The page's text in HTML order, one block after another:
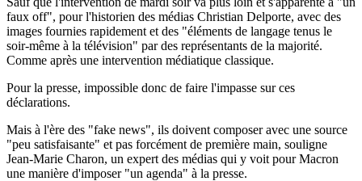
faux off", pour l'historien des médias Christian Delporte, avec des
images fournies rapidement et des "éléments de langage tenus le
soir-même à la télévision" par des représentants de la majorité.
Comme après une intervention médiatique classique.
Pour la presse, impossible donc de faire l'impasse sur ces
déclarations.
Mais à l'ère des "fake news", ils doivent composer avec une source
"peu satisfaisante" et pas forcément de première main, souligne
Jean-Marie Charon, un expert des médias qui y voit pour Macron
une manière d'imposer "un agenda" à la presse.